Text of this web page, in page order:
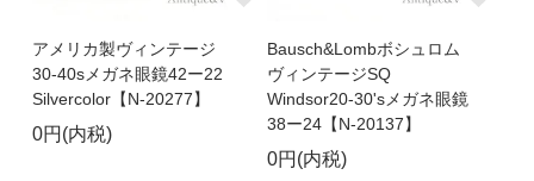
アメリカ製ヴィンテージ
30-40sメガネ眼鏡42ー22
Silvercolor【N-20277】
0円(内税)
Bausch&Lombボシュロム
ヴィンテージSQ
Windsor20-30'sメガネ眼鏡
38ー24【N-20137】
0円(内税)